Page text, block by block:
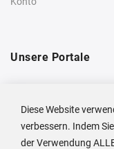
Unsere Portale
Unternehmensseite
Diese Website
verbessern. Indem
der Verwendung